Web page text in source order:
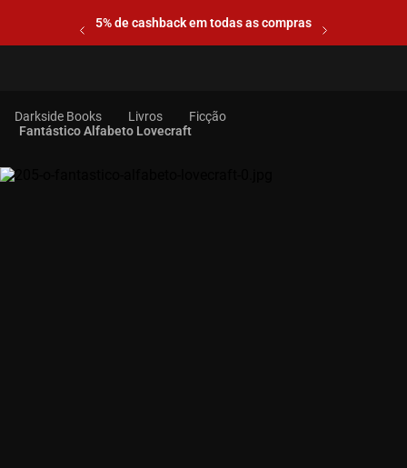
5% de cashback em todas as compras
Livros
Ficção
Fantástico Alfabeto Lovecraft